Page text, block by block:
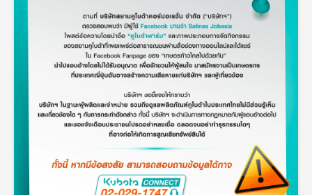
Other products
Construction
Mini-excavator
Mini-excavator Implement
Agricultural Innovation
Drone
Seeding Center
Investment
Contact
Company History
Vision & Mission
4 Core Pillars of Business
Asian Leader with International Standard
Background
Export Products
International Subsidiaries Offices
International Service Centers
Partners
Job Positions
Internship Program
Employee Welfare
New Update
New Update
News & Activity
Corporate News
News & Social Activity
TVC
Social Activities
Royal Projects
OnlineShowroom
Customer Service
Leasing
KUBOTA Store